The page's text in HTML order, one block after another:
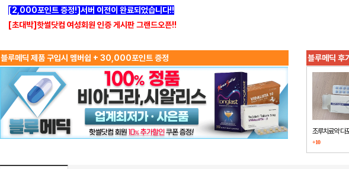
[2,000포인트 증정!]서버 이전이 완료되었습니다!!
[초대박]핫썰닷컴 여성회원 인증 게시판 그랜드오픈!!
블루메딕 제품 구입시 멤버쉽 + 30,000포인트 증정 블루메딕
조루치료약 다
했습니다
+10